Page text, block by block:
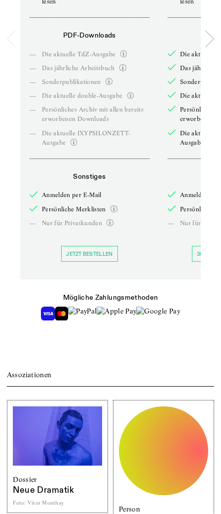
PDF-Downloads
—
Die aktuelle TdZ-Ausgabe
—
Das jährliche Arbeitsbuch
—
Sonderpublikationen
—
Die aktuelle double-Ausgabe
—
Persönliches Archiv mit allen bereits
erworbenen Downloads
—
Die aktuelle IXYPSILONZETT-
Ausgabe
Sonstiges
Anmelden per E-Mail
Persönliche Merklisten
—
Nur für Privatkunden
JETZT BESTELLEN
Die aktuelle
Das jährliche
Die aktuelle
Persönliches
erworbenen
Die aktuelle
Ausgabe
Anmelden
Persönliche
—
Nur für
30 TAGE
Mögliche Zahlungsmethoden
Assoziationen
Dossier
Neue Dramatik
Foto: Vitor Monthay
Person